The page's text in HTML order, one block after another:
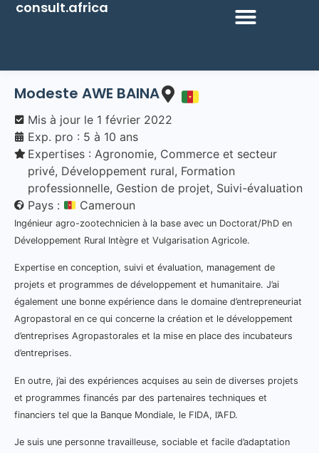
consult.africa
Modeste AWE BAINA
Mis à jour le 1 février 2022
Exp. pro : 5 à 10 ans
Expertises : Agronomie, Commerce et secteur
privé, Développement rural, Formation
professionnelle, Gestion de projet, Suivi-évaluation
Pays :
Cameroun
Ingénieur agro-zootechnicien à la base avec un Doctorat/PhD en
Développement Rural Intègre et Vulgarisation Agricole.
Expertise en conception, suivi et évaluation, management de
projets et programmes de développement et humanitaire. J’ai
également une bonne expérience dans le domaine d’entrepreneuriat
Agropastoral en ce qui concerne la création et le développement
d’entreprises Agropastorales et la mise en place des incubateurs
d’entreprises.
En outre, j’ai des expériences acquises au sein de diverses projets
et programmes financés par des partenaires techniques et
financiers tel que la Banque Mondiale, le FIDA, l’AFD.
Je suis une personne travailleuse, sociable et facile d’adaptation